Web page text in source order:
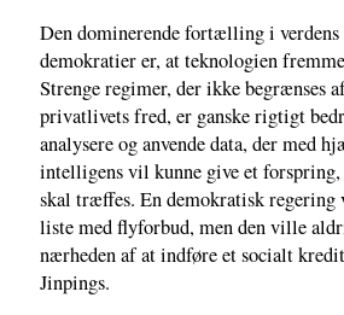
Den dominerende fortælling i
demokratier er, at teknologien
Strenge regimer, der ikke begrænses
privatlivets fred, er ganske rigtigt
analysere og anvende data, der med
intelligens vil kunne give et
skal træffes. En demokratisk regering
liste med flyforbud, men den ville
nærheden af at indføre et socialt
Jinpings.